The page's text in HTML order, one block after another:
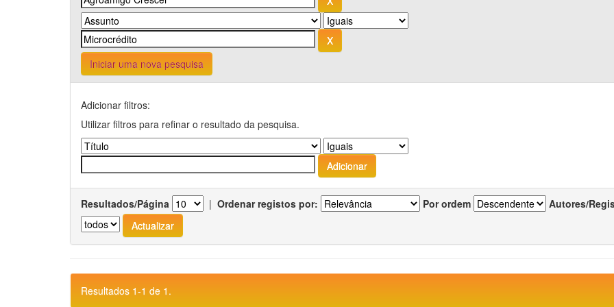
Iniciar uma nova pesquisa
Adicionar filtros:
Utilizar filtros para refinar o resultado da pesquisa.
Resultados/Página | Ordenar registos por: Por ordem Autores/
Resultados 1-1 de 1.